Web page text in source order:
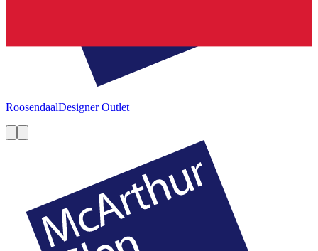
RoosendaalDesigner Outlet